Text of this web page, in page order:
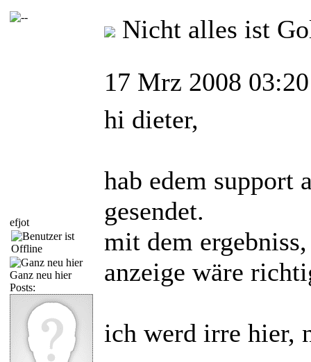
Nicht alles ist
efjot
Ganz neu hier
Posts:
17 Mrz 2008 03:20
hi dieter,
hab edem support
gesendet.
mit dem
anzeige wäre
ich werd irre hier,